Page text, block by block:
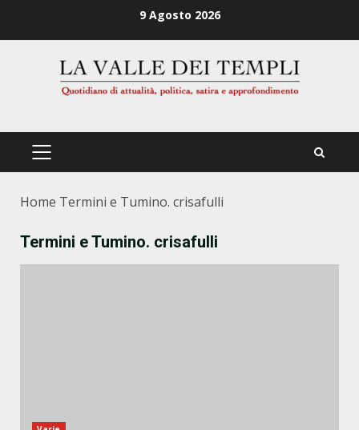
9 Agosto 2026
PRIMÄRES
Home Termini e Tumino. crisafulli
Termini e Tumino. crisafulli